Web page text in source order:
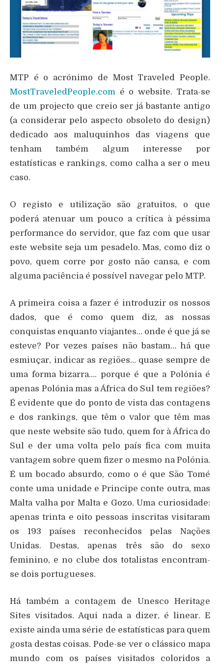
MTP é o acrónimo de Most Traveled People.
MostTraveledPeople.com é o website. Trata-se
de um projecto que creio ser já bastante antigo
(a considerar pelo aspecto obsoleto do design)
dedicado aos maluquinhos das viagens que
tenham também algum interesse por
estatísticas e rankings, como calha a ser o meu
caso.
O registo e utilização são gratuitos, o que
poderá atenuar um pouco a crítica à péssima
performance do servidor, que faz com que usar
este website seja um pesadelo. Mas, como diz o
povo, quem corre por gosto não cansa, e com
alguma paciência é possível navegar pelo MTP.
A primeira coisa a fazer é introduzir os nossos
dados, que é como quem diz, as nossas
conquistas enquanto viajantes… onde é que já se
esteve? Por vezes países não bastam… há que
esmiuçar, indicar as regiões… quase sempre de
uma forma bizarra…. porque é que a Polónia é
apenas Polónia mas a África do Sul tem regiões?
É evidente que do ponto de vista das contagens
e dos rankings, que têm o valor que têm mas
que neste website são tudo, quem for à África do
Sul e der uma volta pelo país fica com muita
vantagem sobre quem fizer o mesmo na Polónia.
É um bocado absurdo, como o é que São Tomé
conte uma unidade e Principe conte outra, mas
Malta valha por Malta e Gozo. Uma curiosidade:
apenas trinta e oito pessoas inscritas visitaram
os 193 países reconhecidos pelas Nações
Unidas. Destas, apenas três são do sexo
feminino, e no clube dos totalistas encontram-
se dois portugueses.
Há também a contagem de Unesco Heritage
Sites visitados. Aqui nada a dizer, é linear. E
existe ainda uma série de estatísticas para quem
gosta destas coisas. Pode-se ver o clássico mapa
mundo com os países visitados coloridos a